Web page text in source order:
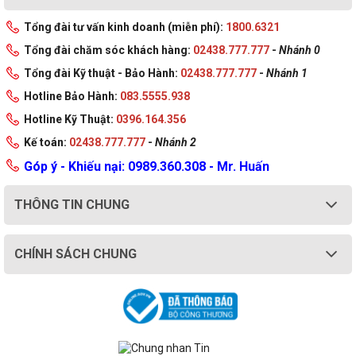
Tổng đài tư vấn kinh doanh (miễn phí): 1800.6321
Tổng đài chăm sóc khách hàng: 02438.777.777 - Nhánh 0
Tổng đài Kỹ thuật - Bảo Hành: 02438.777.777 - Nhánh 1
Hotline Bảo Hành: 083.5555.938
Hotline Kỹ Thuật: 0396.164.356
Kế toán: 02438.777.777 - Nhánh 2
Góp ý - Khiếu nại: 0989.360.308 - Mr. Huấn
THÔNG TIN CHUNG
CHÍNH SÁCH CHUNG